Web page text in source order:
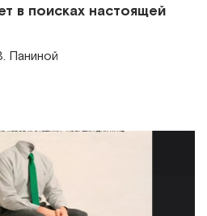
в поисках настоящей
Паниной